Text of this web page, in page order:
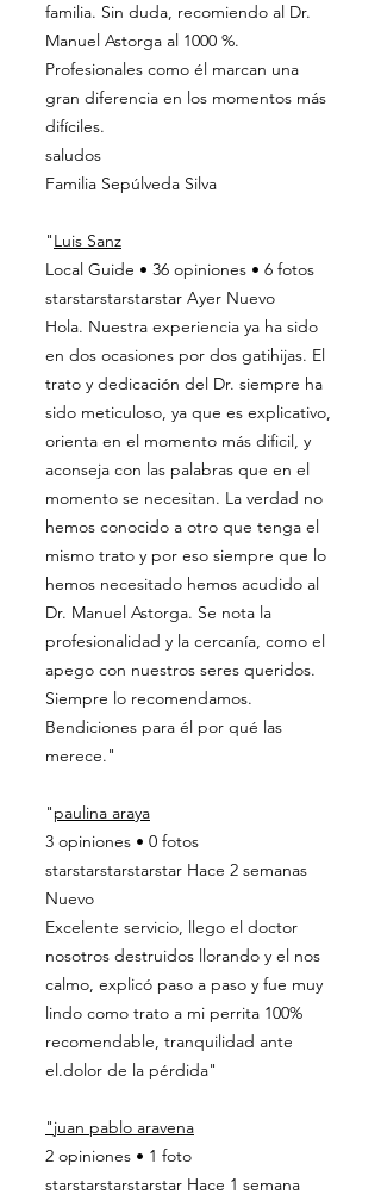
familia. Sin duda, recomiendo al Dr.
Manuel Astorga al 1000 %.
Profesionales como él marcan una
gran diferencia en los momentos más
difíciles.
saludos
Familia Sepúlveda Silva
"Luis Sanz
Local Guide • 36 opiniones • 6 fotos
starstarstarstarstar Ayer Nuevo
Hola. Nuestra experiencia ya ha sido
en dos ocasiones por dos gatihijas. El
trato y dedicación del Dr. siempre ha
sido meticuloso, ya que es explicativo,
orienta en el momento más dificil, y
aconseja con las palabras que en el
momento se necesitan. La verdad no
hemos conocido a otro que tenga el
mismo trato y por eso siempre que lo
hemos necesitado hemos acudido al
Dr. Manuel Astorga. Se nota la
profesionalidad y la cercanía, como el
apego con nuestros seres queridos.
Siempre lo recomendamos.
Bendiciones para él por qué las
merece."
"paulina araya
3 opiniones • 0 fotos
starstarstarstarstar Hace 2 semanas
Nuevo
Excelente servicio, llego el doctor
nosotros destruidos llorando y el nos
calmo, explicó paso a paso y fue muy
lindo como trato a mi perrita 100%
recomendable, tranquilidad ante
el.dolor de la pérdida"
"juan pablo aravena
2 opiniones • 1 foto
starstarstarstarstar Hace 1 semana